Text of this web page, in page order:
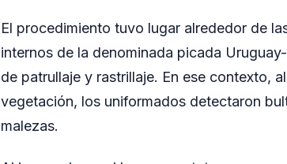
El procedimiento tuvo lugar alrededor de
internos de la denominada picada
de patrullaje y rastrillaje. En ese contexto,
vegetación, los uniformados detectaron
malezas.